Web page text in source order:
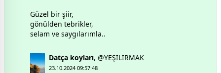
Güzel bir şiir,
gönülden tebrikler,
selam ve saygılarımla..
Datça koyları, @YEŞİLIRMAK
23.10.2024 09:57:48